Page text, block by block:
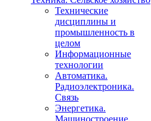
Технические
дисциплины и
промышленность в
целом
Информационные
технологии
Автоматика.
Радиоэлектроника.
Связь
Энергетика.
Машиностроение.